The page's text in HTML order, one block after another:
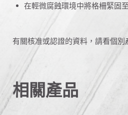
在輕微腐蝕環境中將格柵緊固
有關核准或認證的資料，請看個別
相關產品